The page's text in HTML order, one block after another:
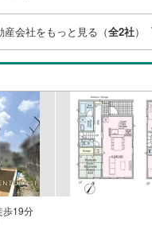
産会社をもっと見る（全2社）
歩19分